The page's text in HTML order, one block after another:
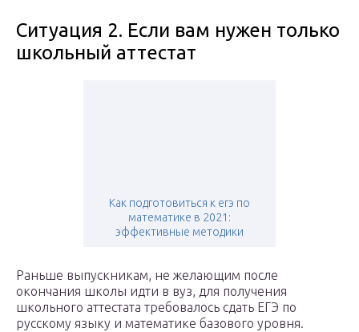
Ситуация 2. Если вам нужен только
школьный аттестат
Как подготовиться к егэ по
математике в 2021:
эффективные методики
Раньше выпускникам, не желающим после
окончания школы идти в вуз, для получения
школьного аттестата требовалось сдать ЕГЭ по
русскому языку и математике базового уровня.